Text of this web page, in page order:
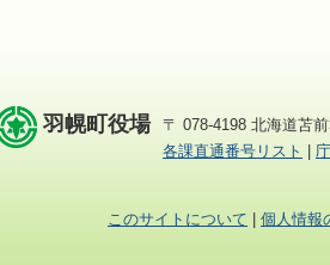
羽幌町役場
〒 078-4198 北海道苫
各課直通番号リスト
このサイトについて 個人情報